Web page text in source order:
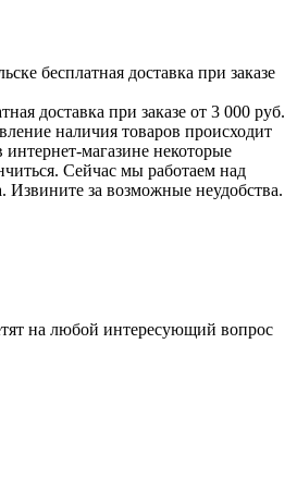
бесплатная доставка при заказе
доставка при заказе от 3 000 руб.
наличия товаров происходит
интернет-магазине некоторые
Сейчас мы работаем над
Извините за возможные неудобства.
на любой интересующий вопрос